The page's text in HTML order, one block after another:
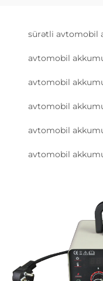
sürətli avtomobil
avtomobil
avtomobil
avtomobil
avtomobil
avtomobil